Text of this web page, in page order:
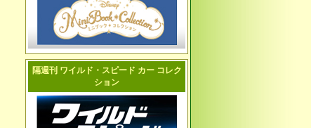
隔週刊 ワイルド・スピード カー コレク
ション